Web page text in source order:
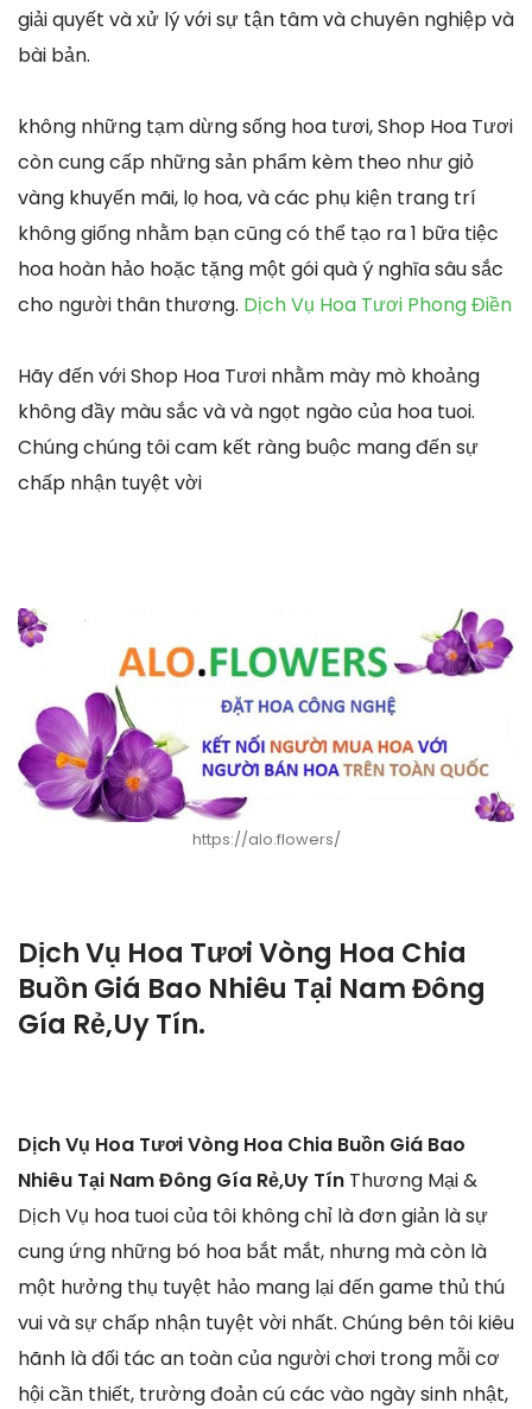
giải quyết và xử lý với sự tận tâm và chuyên nghiệp và
bài bản.
không những tạm dừng sống hoa tươi, Shop Hoa Tươi
còn cung cấp những sản phẩm kèm theo như giỏ
vàng khuyến mãi, lọ hoa, và các phụ kiện trang trí
không giống nhằm bạn cũng có thể tạo ra 1 bữa tiệc
hoa hoàn hảo hoặc tặng một gói quà ý nghĩa sâu sắc
cho người thân thương. Dịch Vụ Hoa Tươi Phong Điền
Hãy đến với Shop Hoa Tươi nhằm mày mò khoảng
không đầy màu sắc và và ngọt ngào của hoa tuoi.
Chúng chúng tôi cam kết ràng buộc mang đến sự
chấp nhận tuyệt vời
https://alo.flowers/
Dịch Vụ Hoa Tươi Vòng Hoa Chia
Buồn Giá Bao Nhiêu Tại Nam Đông
Gía Rẻ,Uy Tín.
Dịch Vụ Hoa Tươi Vòng Hoa Chia Buồn Giá Bao
Nhiêu Tại Nam Đông Gía Rẻ,Uy Tín Thương Mại &
Dịch Vụ hoa tuoi của tôi không chỉ là đơn giản là sự
cung ứng những bó hoa bắt mắt, nhưng mà còn là
một hưởng thụ tuyệt hảo mang lại đến game thủ thú
vui và sự chấp nhận tuyệt vời nhất. Chúng bên tôi kiêu
hãnh là đối tác an toàn của người chơi trong mỗi cơ
hội cần thiết, trường đoản cú các vào ngày sinh nhật,